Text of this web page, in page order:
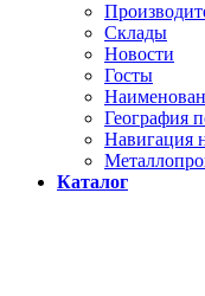
Склады
Новости
Госты
География
Навигация
Каталог